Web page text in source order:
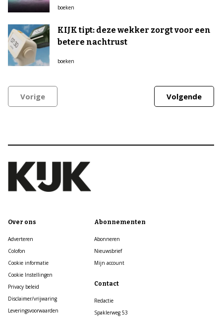
boeken
KIJK tipt: deze wekker zorgt voor een
betere nachtrust
boeken
Vorige Volgende
Over ons
Adverteren
Colofon
Cookie informatie
Cookie Instellingen
Privacy beleid
Disclaimer/vrijwaring
Leveringsvoorwaarden
Abonnementen
Abonneren
Nieuwsbrief
Mijn account
Contact
Redactie
Spaklerweg 53